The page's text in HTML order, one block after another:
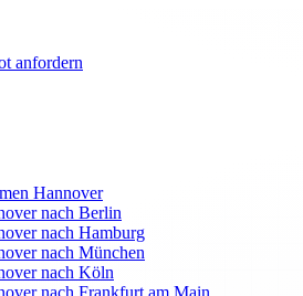
anfordern
Hannover
nach Berlin
nach Hamburg
nach München
nach Köln
nach Frankfurt am Main